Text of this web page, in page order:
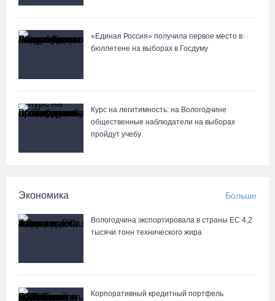
«Единая Россия» получила первое место в
бюллетене на выборах в Госдуму
Курс на легитимность: на Вологодчине
общественные наблюдатели на выборах
пройдут учебу
Экономика Больше
Вологодчина экспортировала в страны ЕС 4,2
тысячи тонн технического жира
Корпоративный кредитный портфель